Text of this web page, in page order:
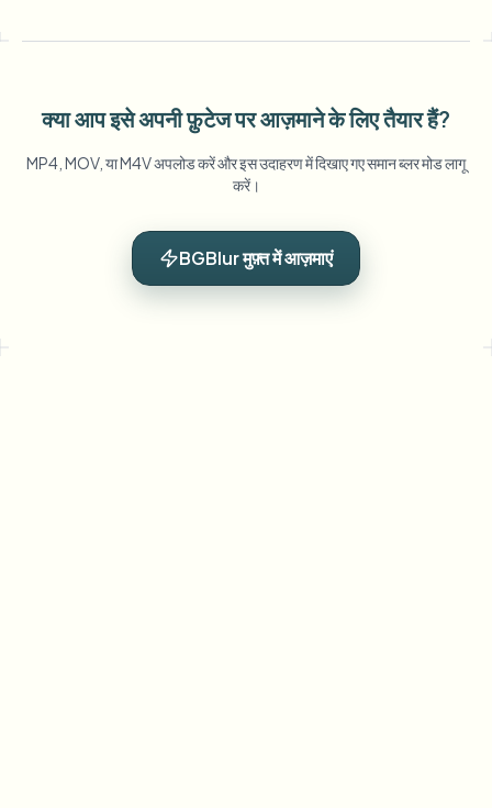
क्या आप इसे अपनी फ़ुटेज पर आज़माने के लिए तैयार हैं?
MP4, MOV, या M4V अपलोड करें और इस उदाहरण में दिखाए गए समान ब्लर मोड लागू
करें।
BGBlur मुफ़्त में आज़माएं